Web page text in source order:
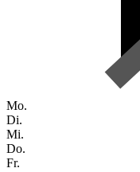
Mo.
Di.
Mi.
Do.
Fr.